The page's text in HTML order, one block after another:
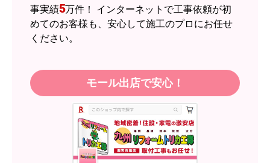
商品の梱包は必要十分なものでしたか？
はい
またこのショップを利用したいですか？
【注文商品】エアコン・クーラー 【注
文時期】2026年05月頃（モバイルから）
【このショップを選んだ理由は？】
近隣のショップでしっかりやってくれそうだった
事実績5万件！ インターネットで工事依頼が初
めてのお客様も、安心して施工のプロにお任せ
ください。
モール出店で安心！